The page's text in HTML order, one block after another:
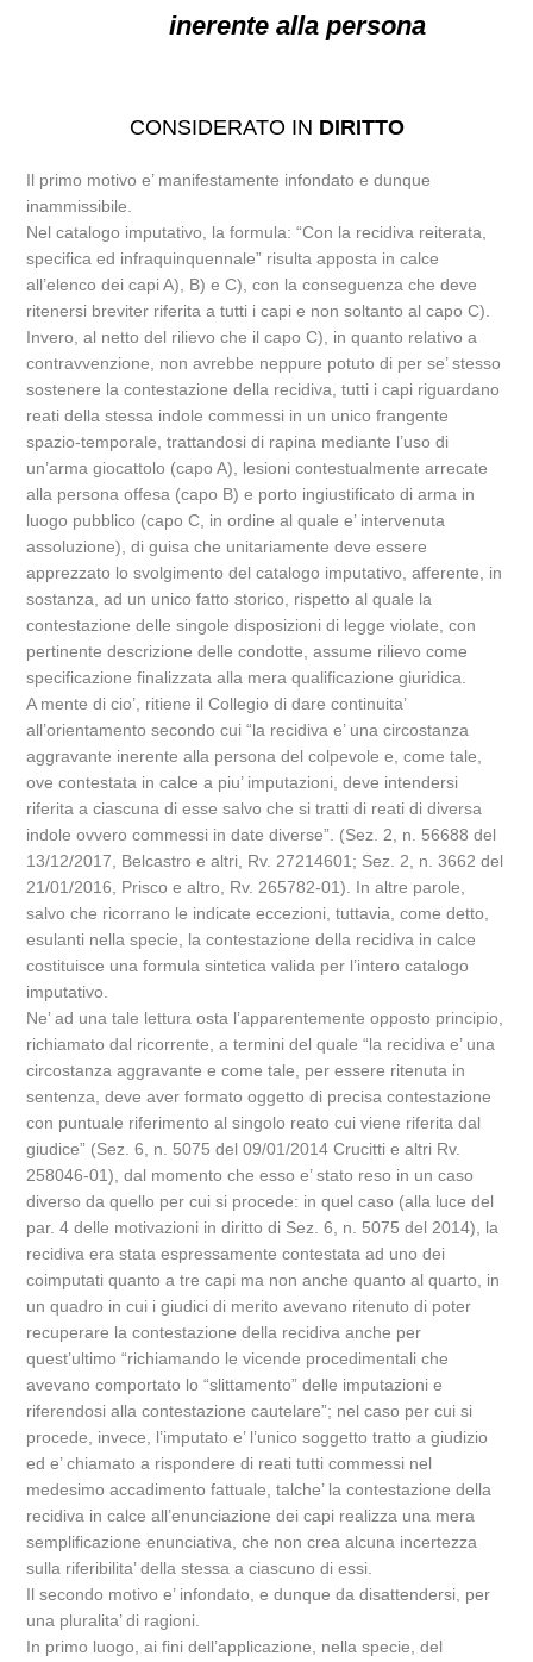
inerente alla persona
CONSIDERATO IN DIRITTO
Il primo motivo e’ manifestamente infondato e dunque
inammissibile.
Nel catalogo imputativo, la formula: “Con la recidiva reiterata,
specifica ed infraquinquennale” risulta apposta in calce
all’elenco dei capi A), B) e C), con la conseguenza che deve
ritenersi breviter riferita a tutti i capi e non soltanto al capo C).
Invero, al netto del rilievo che il capo C), in quanto relativo a
contravvenzione, non avrebbe neppure potuto di per se’ stesso
sostenere la contestazione della recidiva, tutti i capi riguardano
reati della stessa indole commessi in un unico frangente
spazio-temporale, trattandosi di rapina mediante l’uso di
un’arma giocattolo (capo A), lesioni contestualmente arrecate
alla persona offesa (capo B) e porto ingiustificato di arma in
luogo pubblico (capo C, in ordine al quale e’ intervenuta
assoluzione), di guisa che unitariamente deve essere
apprezzato lo svolgimento del catalogo imputativo, afferente, in
sostanza, ad un unico fatto storico, rispetto al quale la
contestazione delle singole disposizioni di legge violate, con
pertinente descrizione delle condotte, assume rilievo come
specificazione finalizzata alla mera qualificazione giuridica.
A mente di cio’, ritiene il Collegio di dare continuita’
all’orientamento secondo cui “la recidiva e’ una circostanza
aggravante inerente alla persona del colpevole e, come tale,
ove contestata in calce a piu’ imputazioni, deve intendersi
riferita a ciascuna di esse salvo che si tratti di reati di diversa
indole ovvero commessi in date diverse”. (Sez. 2, n. 56688 del
13/12/2017, Belcastro e altri, Rv. 27214601; Sez. 2, n. 3662 del
21/01/2016, Prisco e altro, Rv. 265782-01). In altre parole,
salvo che ricorrano le indicate eccezioni, tuttavia, come detto,
esulanti nella specie, la contestazione della recidiva in calce
costituisce una formula sintetica valida per l’intero catalogo
imputativo.
Ne’ ad una tale lettura osta l’apparentemente opposto principio,
richiamato dal ricorrente, a termini del quale “la recidiva e’ una
circostanza aggravante e come tale, per essere ritenuta in
sentenza, deve aver formato oggetto di precisa contestazione
con puntuale riferimento al singolo reato cui viene riferita dal
giudice” (Sez. 6, n. 5075 del 09/01/2014 Crucitti e altri Rv.
258046-01), dal momento che esso e’ stato reso in un caso
diverso da quello per cui si procede: in quel caso (alla luce del
par. 4 delle motivazioni in diritto di Sez. 6, n. 5075 del 2014), la
recidiva era stata espressamente contestata ad uno dei
coimputati quanto a tre capi ma non anche quanto al quarto, in
un quadro in cui i giudici di merito avevano ritenuto di poter
recuperare la contestazione della recidiva anche per
quest’ultimo “richiamando le vicende procedimentali che
avevano comportato lo “slittamento” delle imputazioni e
riferendosi alla contestazione cautelare”; nel caso per cui si
procede, invece, l’imputato e’ l’unico soggetto tratto a giudizio
ed e’ chiamato a rispondere di reati tutti commessi nel
medesimo accadimento fattuale, talche’ la contestazione della
recidiva in calce all’enunciazione dei capi realizza una mera
semplificazione enunciativa, che non crea alcuna incertezza
sulla riferibilita’ della stessa a ciascuno di essi.
Il secondo motivo e’ infondato, e dunque da disattendersi, per
una pluralita’ di ragioni.
In primo luogo, ai fini dell’applicazione, nella specie, del